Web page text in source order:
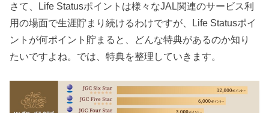
さて、Life Statusポイントは様々なJAL関連のサービス利
用の場面で生涯貯まり続けるわけですが、Life Statusポイ
ントが何ポイント貯まると、どんな特典があるのか知り
たいですよね。では、特典を整理していきます。